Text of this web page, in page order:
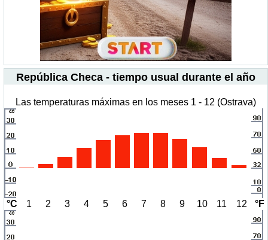
República Checa - tiempo usual durante el año
Las temperaturas máximas en los meses 1 - 12 (Ostrava)
°C 1 2 3 4 5 6 7 8 9 10 11 12 °F